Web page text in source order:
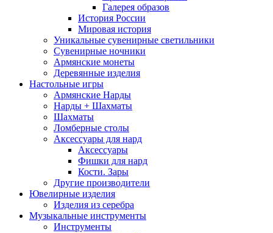
Галерея образов
История России
Мировая история
Уникальные сувенирные светильники
Сувенирные ночники
Армянские монеты
Деревянные изделия
Настольные игры
Армянские Нарды
Нарды + Шахматы
Шахматы
Ломберные столы
Аксессуары для нард
Аксессуары
Фишки для нард
Кости. Зары
Другие производители
Ювелирные изделия
Изделия из серебра
Музыкальные инструменты
Инструменты